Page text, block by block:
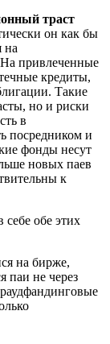
траст
он как бы
на
привлеченные
кредиты,
Такие
но и риски
в
посредником и
фонды несут
новых паев
к
обе этих
на бирже,
не через